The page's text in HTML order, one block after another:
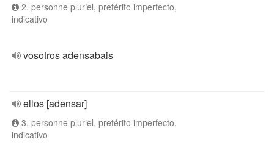
2. personne pluriel, pretérito imperfecto,
indicativo
vosotros adensabais
ellos [adensar]
3. personne pluriel, pretérito imperfecto,
indicativo